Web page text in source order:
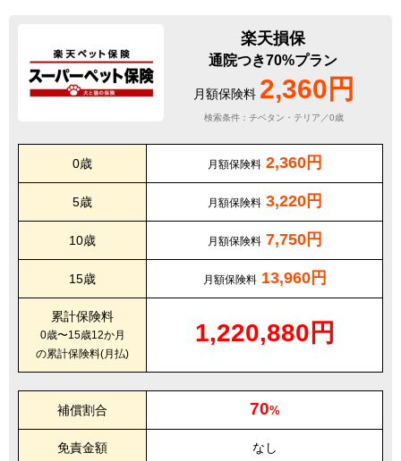
楽天損保
通院つき70%プラン
月額保険料 2,360円
検索条件：チベタン・テリア／0歳
0歳 月額保険料 2,360円
5歳 月額保険料 3,220円
10歳 月額保険料 7,750円
15歳 月額保険料 13,960円
累計保険料
0歳〜15歳12か月
の累計保険料(月払)
1,220,880円
補償割合 70%
免責金額 なし